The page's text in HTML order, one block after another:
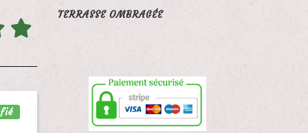
TERRASSE OMBRAGÉE